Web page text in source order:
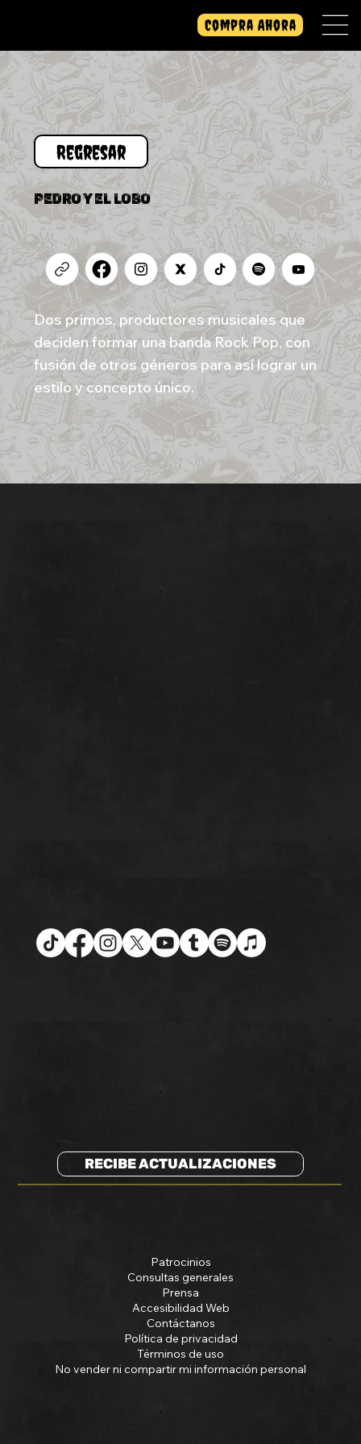
Compra Ahora
Regresar
PEDRO Y EL LOBO
Dos primos, productores musicales que
deciden formar una banda Rock Pop, con
fusión de otros géneros para así lograr un
estilo y concepto único.
RECIBE ACTUALIZACIONES
Patrocinios
Consultas generales
Prensa
Accesibilidad Web
Contáctanos
Política de privacidad
Términos de uso
No vender ni compartir mi información personal